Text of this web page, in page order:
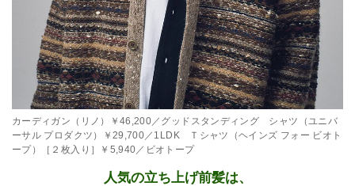
カーディガン（リノ）￥46,200／グッドスタンディング シャツ（ユニバ
ーサル プロダクツ）￥29,700／1LDK Ｔシャツ（ヘインズ フォー ビオト
ープ）［２枚入り］￥5,940／ビオトープ
人気の立ち上げ前髪は、